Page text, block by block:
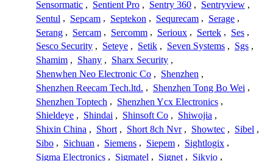
Sensormatic , Sentient Pro , Sentry 360 , Sentryview ,
Sentul , Sepcam , Septekon , Sequrecam , Serage ,
Serang , Sercam , Sercomm , Serioux , Sertek , Ses ,
Sesco Security , Seteye , Setik , Seven Systems , Sgs ,
Shamim , Shany , Sharx Security ,
Shenwhen Neo Electronic Co , Shenzhen ,
Shenzhen Reecam Tech.ltd. , Shenzhen Tong Bo Wei ,
Shenzhen Toptech , Shenzhen Ycx Electronics ,
Shieldeye , Shindai , Shinsoft Co , Shiwojia ,
Shixin China , Short , Short 8ch Nvr , Showtec , Sibel ,
Sibo , Sichuan , Siemens , Siepem , Sightlogix ,
Sigma Electronics , Sigmatel , Signet , Sikvio ,